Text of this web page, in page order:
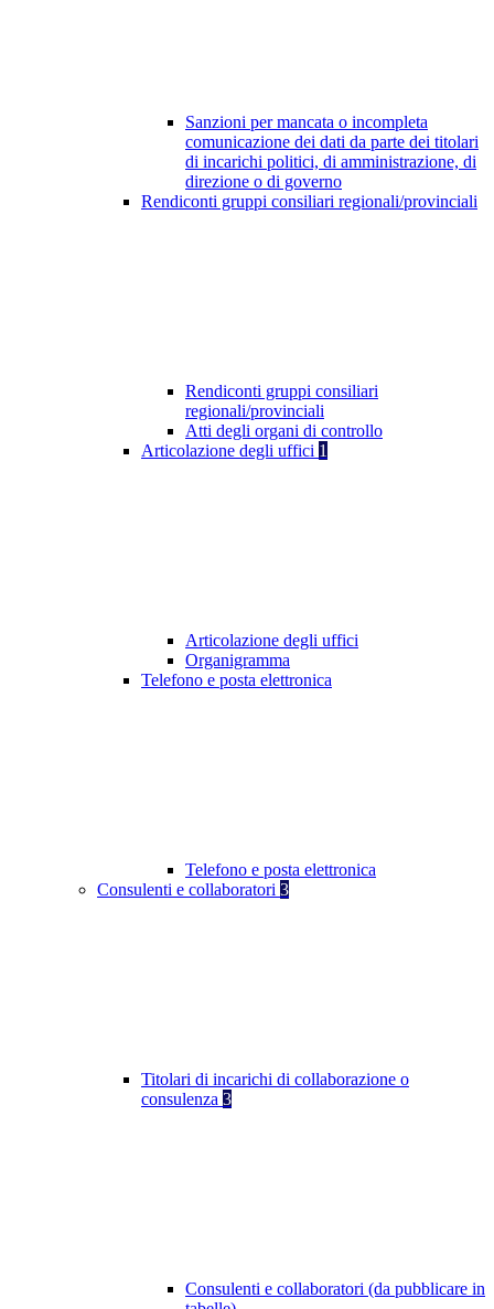
Sanzioni per mancata o incompleta
comunicazione dei dati da parte dei titolari
di incarichi politici, di amministrazione, di
direzione o di governo
Rendiconti gruppi consiliari regionali/provinciali
Rendiconti gruppi consiliari
regionali/provinciali
Atti degli organi di controllo
Articolazione degli uffici 1
Articolazione degli uffici
Organigramma
Telefono e posta elettronica
Telefono e posta elettronica
Consulenti e collaboratori 3
Titolari di incarichi di collaborazione o
consulenza 3
Consulenti e collaboratori (da pubblicare in